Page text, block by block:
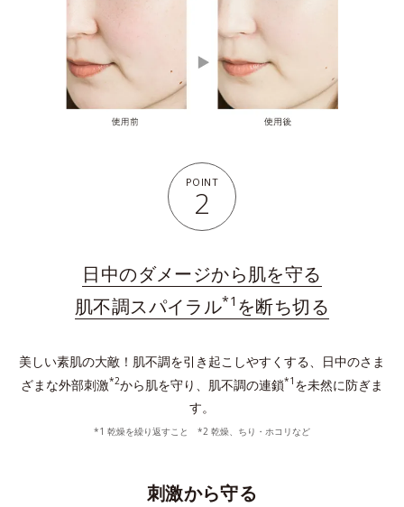
POINT
2
日中のダメージから肌を守る
肌不調スパイラル*1 を断ち切る
美しい素肌の大敵！肌不調を引き起こしやすくする、日中のさま
ざまな外部刺激*2から肌を守り、肌不調の連鎖*1 を未然に防ぎま
す。
*1 乾燥を繰り返すこと *2 乾燥、ちり・ホコリなど
刺激から守る